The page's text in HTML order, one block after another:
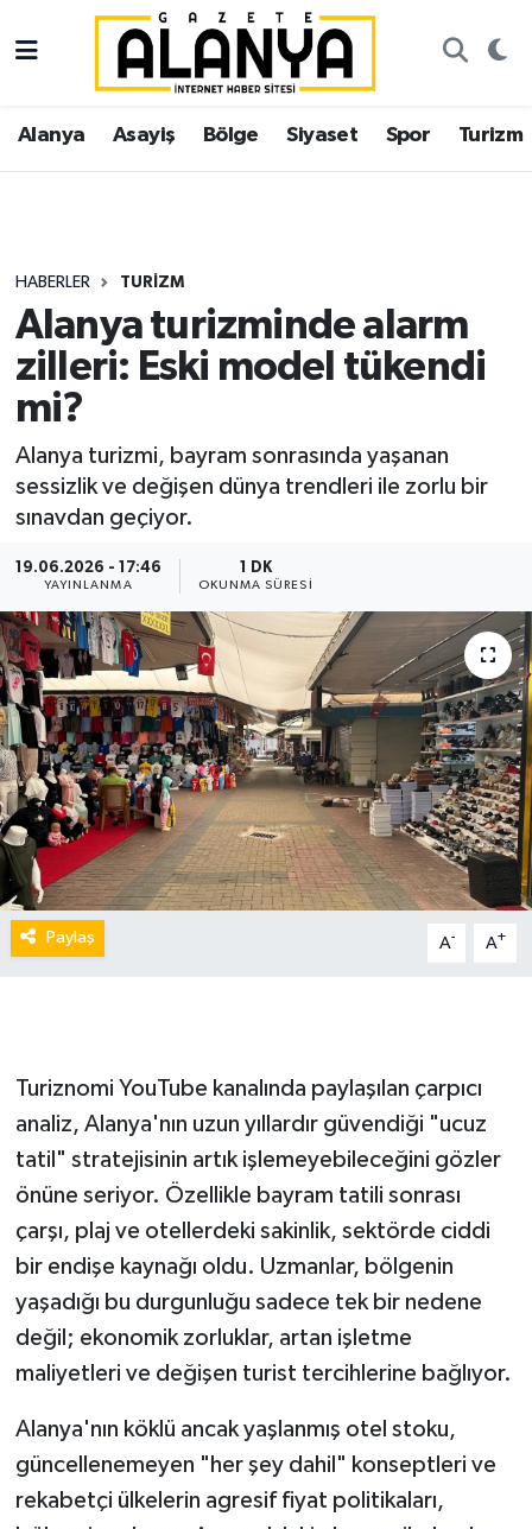
Alanya Asayiş Bölge Siyaset Spor Turizm
HABERLER TURIZM
Alanya turizminde alarm
zilleri: Eski model tükendi
mi?
Alanya turizmi, bayram sonrasında yaşanan
sessizlik ve değişen dünya trendleri ile zorlu bir
sınavdan geçiyor.
19.06.2026 - 17:46
YAYINLANMA
1 DK
OKUNMA SÜRESI
Paylaş A- A+
Turiznomi YouTube kanalında paylaşılan çarpıcı
analiz, Alanya'nın uzun yıllardır güvendiği "ucuz
tatil" stratejisinin artık işlemeyebileceğini gözler
önüne seriyor. Özellikle bayram tatili sonrası
çarşı, plaj ve otellerdeki sakinlik, sektörde ciddi
bir endişe kaynağı oldu. Uzmanlar, bölgenin
yaşadığı bu durgunluğu sadece tek bir nedene
değil; ekonomik zorluklar, artan işletme
maliyetleri ve değişen turist tercihlerine bağlıyor.
Alanya'nın köklü ancak yaşlanmış otel stoku,
güncellenemeyen "her şey dahil" konseptleri ve
rekabetçi ülkelerin agresif fiyat politikaları,
Alanya
Asayiş
Siyaset
Spor
Turizm
Ekonomi
Gazipaşa
İstanbul Nöbetçi Eczaneler
İstanbul Hava Durumu
Süper Lig Puan Durumu ve Fikstür
Tüm Manşetler
Son Dakika Haberleri
Haber Arşivi